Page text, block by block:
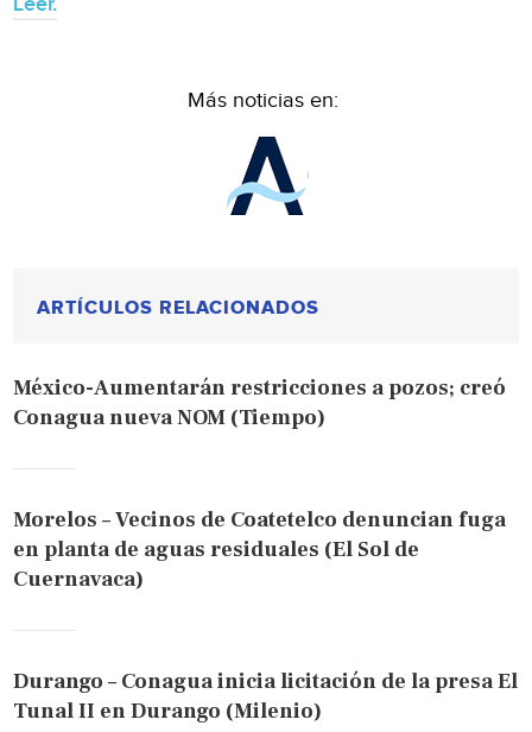
Más noticias en:
ARTÍCULOS RELACIONADOS
México-Aumentarán restricciones a pozos; creó
Conagua nueva NOM (Tiempo)
Morelos – Vecinos de Coatetelco denuncian fuga
en planta de aguas residuales (El Sol de
Cuernavaca)
Durango – Conagua inicia licitación de la presa El
Tunal II en Durango (Milenio)